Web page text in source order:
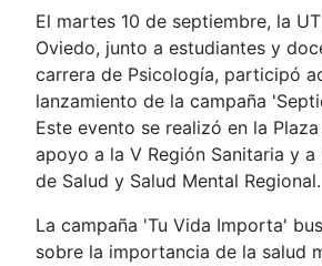
El martes 10 de septiembre, la
Oviedo, junto a estudiantes y
carrera de Psicología, participó
lanzamiento de la campaña
Este evento se realizó en la
apoyo a la V Región Sanitaria y
de Salud y Salud Mental Regional.
La campaña 'Tu Vida Importa'
sobre la importancia de la salud